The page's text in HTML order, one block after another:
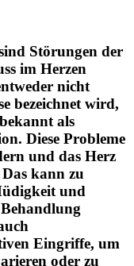
Störungen der
im Herzen
nicht
bezeichnet wird,
als
Diese Probleme
und das Herz
kann zu
und
Eingriffe, um
oder zu